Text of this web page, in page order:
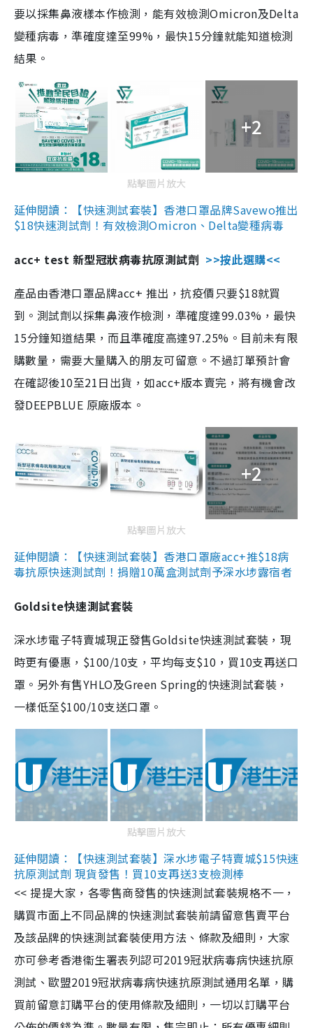
要以採集鼻液樣本作檢測，能有效檢測Omicron及Delta
變種病毒，準確度達至99%，最快15分鐘就能知道檢測
結果。
+2
點擊圖片放大
延伸閱讀：【快速測試套裝】香港口罩品牌Savewo推出
$18快速測試劑！有效檢測Omicron、Delta變種病毒
acc+ test 新型冠狀病毒抗原測試劑 >>按此選購<<
產品由香港口罩品牌acc+ 推出，抗疫價只要$18就買
到。測試劑以採集鼻液作檢測，準確度達99.03%，最快
15分鐘知道結果，而且準確度高達97.25%。目前未有限
購數量，需要大量購入的朋友可留意。不過訂單預計會
在確認後10至21日出貨，如acc+版本賣完，將有機會改
發DEEPBLUE 原廠版本。
+2
點擊圖片放大
延伸閱讀：【快速測試套裝】香港口罩廠acc+推$18病
毒抗原快速測試劑！捐贈10萬盒測試劑予深水埗露宿者
Goldsite快速測試套裝
深水埗電子特賣城現正發售Goldsite快速測試套裝，現
時更有優惠，$100/10支，平均每支$10，買10支再送口
罩。另外有售YHLO及Green Spring的快速測試套裝，
一樣低至$100/10支送口罩。
點擊圖片放大
延伸閱讀：【快速測試套裝】深水埗電子特賣城$15快速
抗原測試劑 現貨發售！買10支再送3支檢測棒
<< 提提大家，各零售商發售的快速測試套裝規格不一，
購買市面上不同品牌的快速測試套裝前請留意售賣平台
及該品牌的快速測試套裝使用方法、條款及細則，大家
亦可參考香港衞生署表列認可2019冠狀病毒病快速抗原
測試、歐盟2019冠狀病毒病快速抗原測試通用名單，購
買前留意訂購平台的使用條款及細則，一切以訂購平台